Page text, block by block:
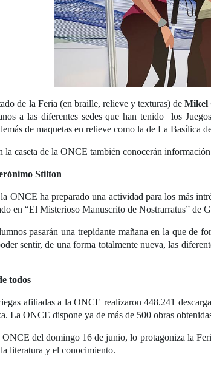
de la Feria (en braille, relieve y texturas) deMikel
a las diferentes sedes que han tenido los
de maquetas en relieve como la de La Basílica
la caseta de la ONCE también conocerán
Stilton
ONCE ha preparado una actividad para los más
en “El Misterioso Manuscrito de Nostrarratus” de
pasarán una trepidante mañana en la que de
sentir, de una forma totalmente nueva, las
todos
afiliadas a la ONCE realizaron 448.241
La ONCE dispone ya de más de 500 obras
del domingo 16 de junio, lo protagoniza la
literatura y el conocimiento.